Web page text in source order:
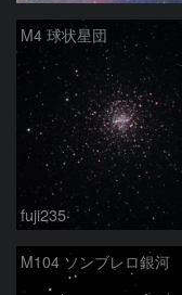
M4 球状星団
fuji235
M104 ソンブレロ銀河